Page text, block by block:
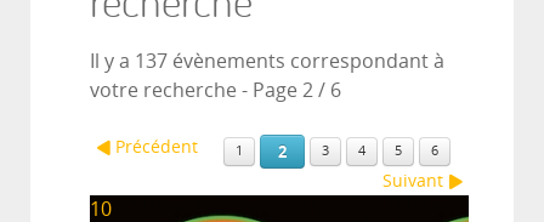
Il y a 137 évènements correspondant à
votre recherche - Page 2 / 6
Précédent 1 2 3 4 5 6
Suivant
10